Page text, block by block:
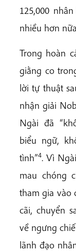
125,000
nhiều hơn
Trong hoàn
giằng co
lời tự thuật
nhận giải
Ngài đã
biểu ngữ,
tình”4. Vì
mau chóng
tham gia vào
cãi, chuyển
về ngưng
lãnh đạo